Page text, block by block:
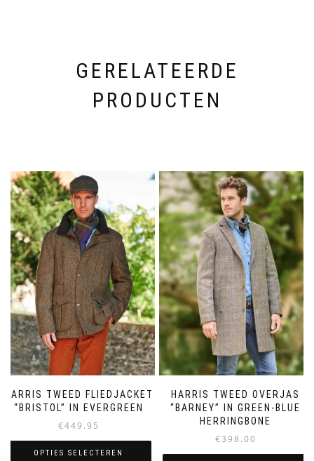
GERELATEERDE
PRODUCTEN
HARRIS TWEED FLIEDJACKET
“BRISTOL” IN EVERGREEN
€449.95
OPTIES SELECTEREN
HARRIS TWEED OVERJAS
“BARNEY” IN GREEN-BLUE
HERRINGBONE
€398.00